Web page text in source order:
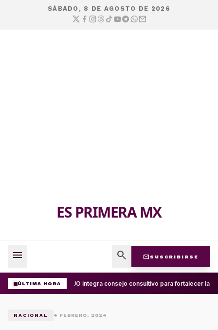
SÁBADO, 8 DE AGOSTO DE 2026
ES PRIMERA MX
menu search mail SUSCRIBIRSE
ÚLTIMA HORAUABJO integra consejo consultivo para fortalecer la
NACIONAL 4 FEBRERO, 2024